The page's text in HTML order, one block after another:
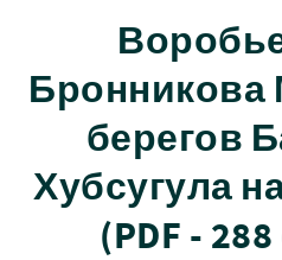
берегов
Хубсугула
(PDF -